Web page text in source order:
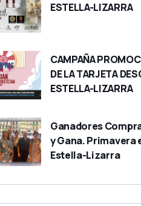
ESTELLA-LIZARRA
CAMPAÑA
DE LA TARJETA
ESTELLA-LIZARRA
Ganadores
y Gana. Primavera
Estella-Lizarra